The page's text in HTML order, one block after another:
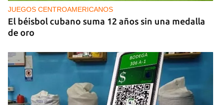
JUEGOS CENTROAMERICANOS
El béisbol cubano suma 12 años sin una medalla
de oro